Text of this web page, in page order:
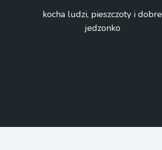
kocha ludzi, pieszczoty i dobre
jedzonko